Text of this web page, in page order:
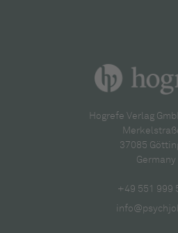
Hogrefe Verlag
37085
Germany
+49 551 999